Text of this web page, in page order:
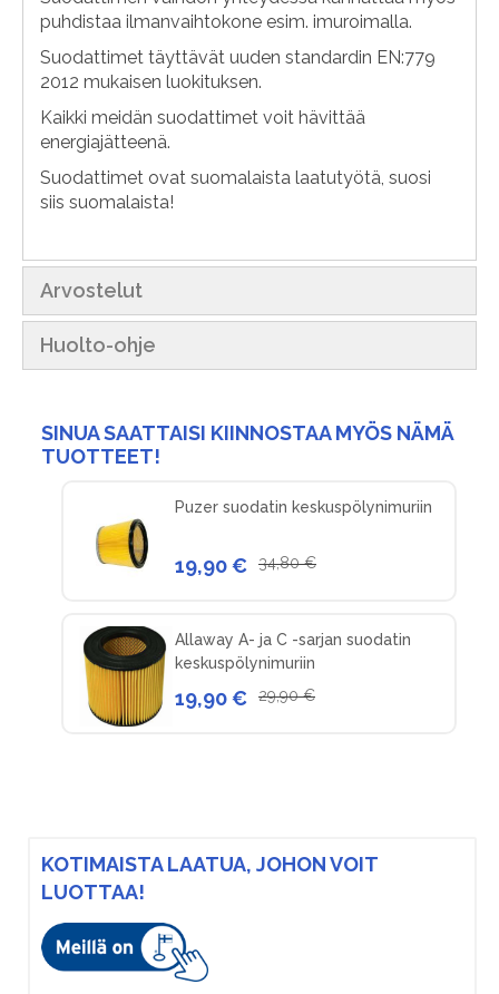
puhdistaa ilmanvaihtokone esim. imuroimalla.
Suodattimet täyttävät uuden standardin EN:779
2012 mukaisen luokituksen.
Kaikki meidän suodattimet voit hävittää
energiajätteenä.
Suodattimet ovat suomalaista laatutyötä, suosi
siis suomalaista!
Arvostelut
Huolto-ohje
KOTIMAISTA LAATUA, JOHON VOIT
LUOTTAA!
SINUA SAATTAISI KIINNOSTAA MYÖS NÄMÄ
TUOTTEET!
Puzer suodatin keskuspölynimuriin
19,90 € 34,80 €
Allaway A- ja C -sarjan suodatin
keskuspölynimuriin
19,90 € 29,90 €